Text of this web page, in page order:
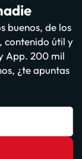
buenos, de los
contenido útil y
App. 200 mil
¿te apuntas